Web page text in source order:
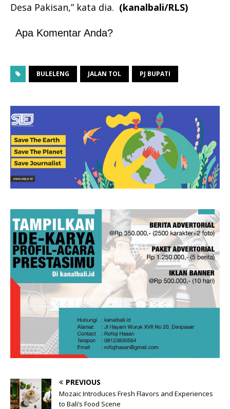
Desa Pakisan,” kata dia. (kanalbali/RLS)
Apa Komentar Anda?
BULELENG JALAN TOL PJ BUPATI
PREVIOUS
Mozaic Introduces Fresh Flavors and Experiences
to Bali’s Food Scene